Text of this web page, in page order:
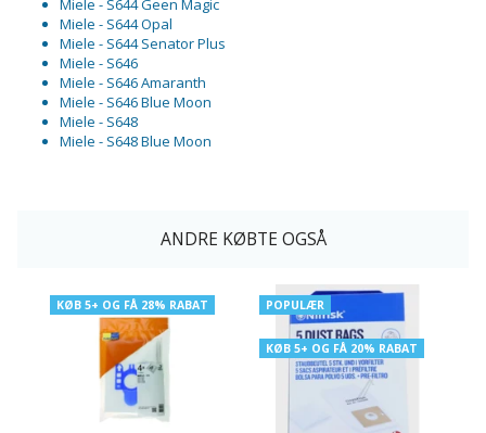
Miele - S644 Geen Magic
Miele - S644 Opal
Miele - S644 Senator Plus
Miele - S646
Miele - S646 Amaranth
Miele - S646 Blue Moon
Miele - S648
Miele - S648 Blue Moon
ANDRE KØBTE OGSÅ
KØB 5+ OG FÅ 28% RABAT POPULÆR
KØB 5+ OG FÅ 20% RABAT